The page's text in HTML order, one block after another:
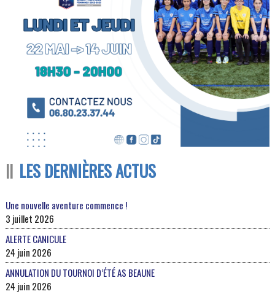
LES DERNIÈRES ACTUS
Une nouvelle aventure commence !
3 juillet 2026
ALERTE CANICULE
24 juin 2026
ANNULATION DU TOURNOI D’ÉTÉ AS BEAUNE
24 juin 2026